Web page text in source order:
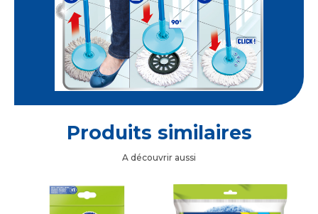
Produits similaires
A découvrir aussi